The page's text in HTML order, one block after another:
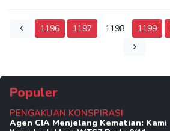
1196 1197 1198 1199
Populer
PENGAKUAN KONSPIRASI
Agen CIA Menjelang Kematian: Kami